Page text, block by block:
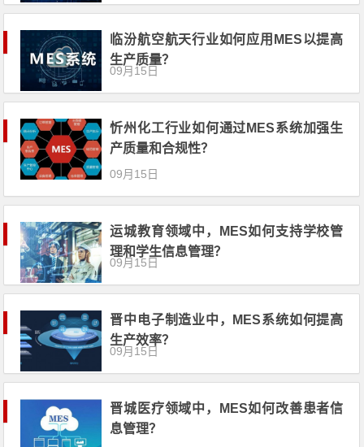
临汾航空航天行业如何应用MES以提高
生产质量？
09月15日
忻州化工行业如何通过MES系统加强生
产质量和合规性？
09月15日
运城教育领域中，MES如何支持学校管
理和学生信息管理？
09月15日
晋中电子制造业中，MES系统如何提高
生产效率？
09月15日
晋城医疗领域中，MES如何改善患者信
息管理？